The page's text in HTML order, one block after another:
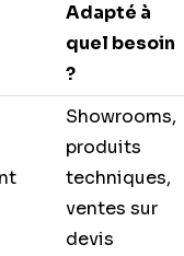
Adapté à
quel besoin
?
Showrooms,
produits
techniques,
ventes sur
devis